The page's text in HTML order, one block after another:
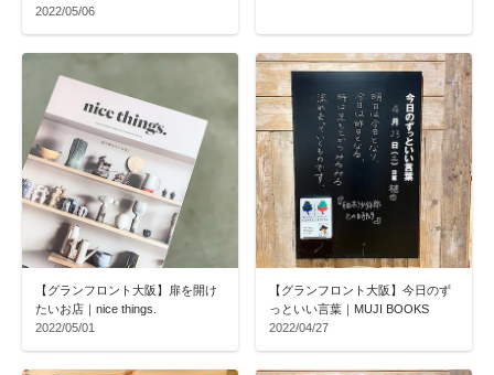
2022/05/06
【グランフロント大阪】扉を開け
たいお店｜nice things.
2022/05/01
【グランフロント大阪】今日のず
っといい言葉｜MUJI BOOKS
2022/04/27